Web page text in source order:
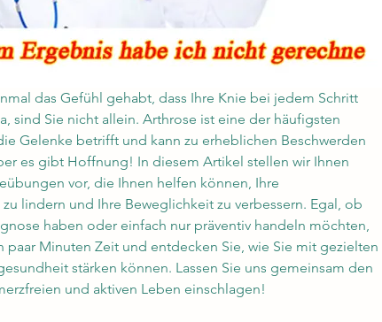
das Gefühl gehabt, dass Ihre Knie bei jedem Schritt
sind Sie nicht allein. Arthrose ist eine der häufigsten
Gelenke betrifft und kann zu erheblichen Beschwerden
es gibt Hoffnung! In diesem Artikel stellen wir Ihnen
vor, die Ihnen helfen können, Ihre
lindern und Ihre Beweglichkeit zu verbessern. Egal, ob
haben oder einfach nur präventiv handeln möchten,
paar Minuten Zeit und entdecken Sie, wie Sie mit gezielten
stärken können. Lassen Sie uns gemeinsam den
und aktiven Leben einschlagen!